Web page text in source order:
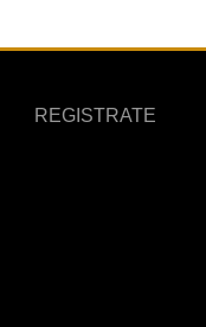
REGISTRATE